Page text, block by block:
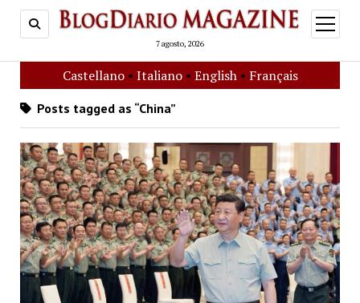
7 agosto, 2026
open
menu
Castellano• Italiano• English• Français
Posts tagged as “China”